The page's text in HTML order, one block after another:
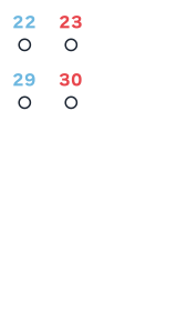
22
○
23
○
29
○
30
○